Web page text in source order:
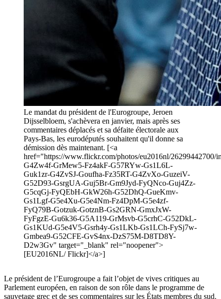
Le mandat du président de l'Eurogroupe, Jeroen
Dijsselbloem, s'achèvera en janvier, mais après ses
commentaires déplacés et sa défaite électorale aux
Pays-Bas, les eurodéputés souhaitent qu'il donne sa
démission dès maintenant. [<a
href="https://www.flickr.com/photos/eu2016nl/26299442700/
G4Zw4f-GrMew5-Fz4akF-G57RYw-Gs1L6L-
Guk1zr-G4ZvSJ-Goufha-Fz35RT-G4ZvXo-GuzeiV-
G52D93-GsrgUA-Guj5Br-Gm9Jyd-FyQNco-Guj4Zz-
G5cqGj-FyQEbH-GkW26h-G52DhQ-GueKmv-
Gs1Lgf-G5e4Xu-G5e4Nm-Fz4DpM-G5e4zf-
FyQ79B-Gotzuk-GotznB-Gs2GRN-GmxJxW-
FyFgzE-Gu6k36-G5A119-GrMsvb-G5crhC-G52DkL-
Gs1KUd-G5e4V5-Gsrh4y-Gs1LKb-Gs1LCh-FySj7w-
Gmbea9-G52CFE-GvS4nx-DzS75M-D8TD8Y-
D2w3Gv" target="_blank" rel="noopener">
[EU2016NL/ Flickr]</a>]
Le président de l’Eurogroupe a fait l’objet de vives critiques au
Parlement européen, en raison de son rôle dans le programme de
sauvetage grec et de ses commentaires sur les États membres du sud.